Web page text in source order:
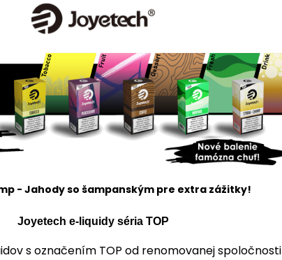
- Jahody so šampanským pre extra zážitky!
Joyetech e-liquidy séria TOP
s označením TOP od renomovanej spoločnosti